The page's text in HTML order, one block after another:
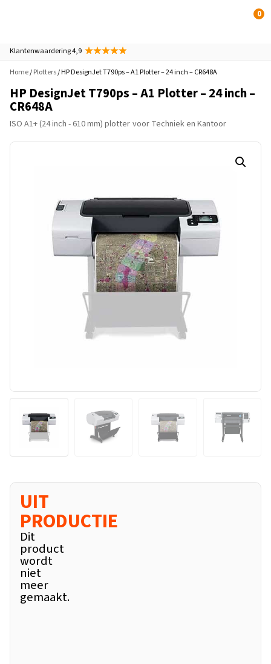
0
Klantenwaardering 4,9
Home/Plotters/ HP DesignJet T790ps – A1 Plotter – 24 inch – CR648A
HP DesignJet T790ps – A1 Plotter – 24 inch –
CR648A
ISO A1+ (24 inch - 610 mm) plotter voor Techniek en Kantoor
UIT
PRODUCTIE
Dit
product
wordt
niet
meer
gemaakt.